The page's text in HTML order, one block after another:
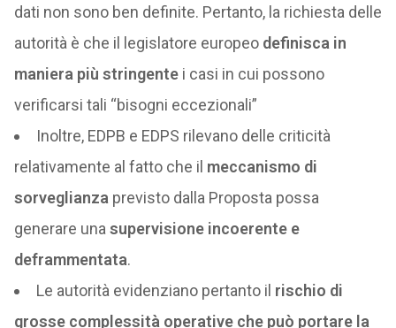
dati non sono ben definite. Pertanto, la richiesta delle
autorità è che il legislatore europeo definisca in
maniera più stringentei casi in cui possono
verificarsi tali “bisogni eccezionali”
Inoltre, EDPB e EDPS rilevano delle criticità
relativamente al fatto che il meccanismo di
sorveglianza previsto dalla Proposta possa
generare una supervisione incoerente e
deframmentata.
Le autorità evidenziano pertanto il rischio di
grosse complessità operative che può portare la